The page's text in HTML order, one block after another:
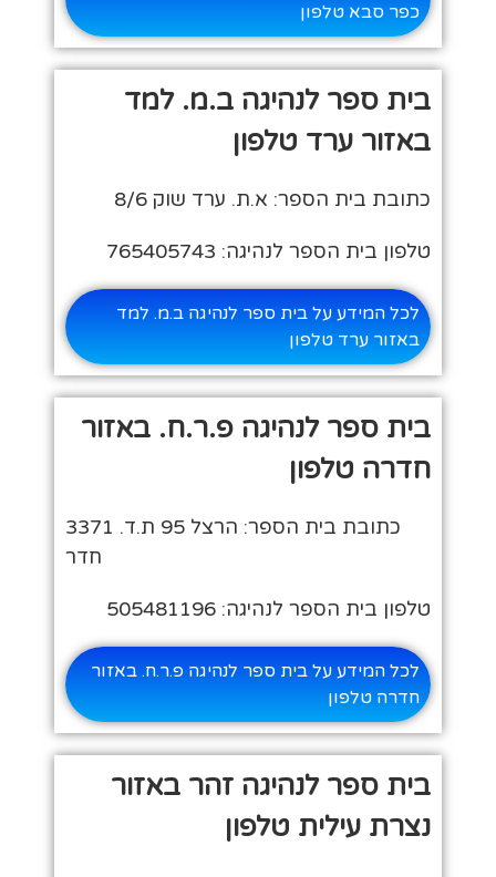
כפר סבא טלפון
בית ספר לנהיגה ב.מ. למד
באזור ערד טלפון
כתובת בית הספר: א.ת. ערד שוק 8/6
טלפון בית הספר לנהיגה: 765405743
לכל המידע על בית ספר לנהיגה ב.מ. למד
באזור ערד טלפון
בית ספר לנהיגה פ.ר.ח. באזור
חדרה טלפון
כתובת בית הספר: הרצל 95 ת.ד. 3371
חדר
טלפון בית הספר לנהיגה: 505481196
לכל המידע על בית ספר לנהיגה פ.ר.ח. באזור
חדרה טלפון
בית ספר לנהיגה זהר באזור
נצרת עילית טלפון